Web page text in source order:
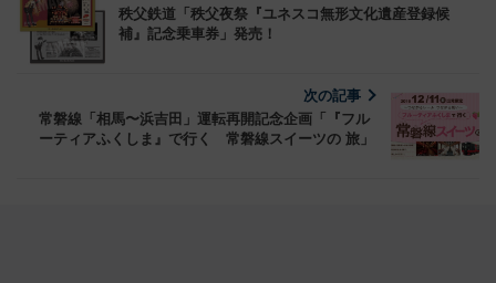
秩父鉄道「秩父夜祭『ユネスコ無形文化遺産登録候
補』記念乗車券」発売！
次の記事
常磐線「相馬〜浜吉田」運転再開記念企画「『フル
ーティアふくしま』で行く 常磐線スイーツの 旅」